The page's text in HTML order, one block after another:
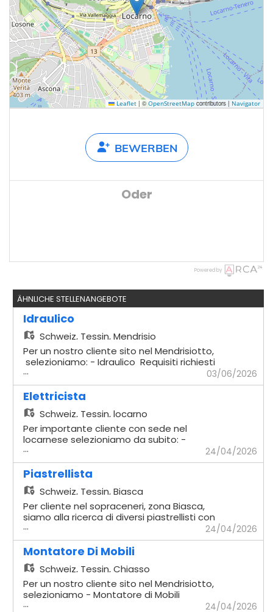
Leaflet | © OpenStreetMap contributors | Navigator
BEWERBEN
Oder
Powered by
ÄHNLICHE STELLENANGEBOTE
Idraulico
Schweiz, Tessin, Mendrisio
Per un nostro cliente sito nel Mendrisiotto,
selezioniamo: - Idraulico Requisiti richiesti
- Comprovata esperienza in cantiere -
Impianti sottomuro - Solette - Capacità di
lavorare in autonomia - Disponibilità
immediata Offriamo - Contratto
temporaneo con possibilità di rinnovo -
Stipendio secondo CCL di riferimento
Verrà dato seguito ai profili che si rifanno
alla descrizione
... 03/06/2026
Elettricista
Schweiz, Tessin, locarno
Per importante cliente con sede nel
locarnese selezioniamo da subito: -
Elettricista Mansioni - Installazione e
manutenzione di impianti elettrici civili e
industriali - Cablaggio e montaggio di
quadri elettrici, prese, interruttori e altri
componenti - Posa di cavi, canaline e
tubazioni elettriche - Verifica, collaudo e
messa in servizio degli impianti secondo le
normative vigenti - Lettura e
interpretazione di schemi elettrici Requisiti
- Pluriennale esperienza nella mansione -
Autonomia nello svolgimento dei lavori -
Capacità di lettura del disegno tecnico -
Disponibilità immediata - Disponibilità a
lavorare su tutto il Canton Ticino Se
interessati, inviare la propria candidatura
... 24/04/2026
Piastrellista
Schweiz, Tessin, Biasca
Per cliente nel sopraceneri, zona Biasca,
siamo alla ricerca di diversi piastrellisti con
comprovata esperienza si lavorerà su
strutture di privati ed industriali
attrezzatura propria richiesta (esclusa la
tagliapistrelle)
... 24/04/2026
Montatore Di Mobili
Schweiz, Tessin, Chiasso
Per un nostro cliente sito nel Mendrisiotto,
selezioniamo - Montatore di Mobili
Requisiti richiesti - Comprovata esperienza
... 24/04/2026